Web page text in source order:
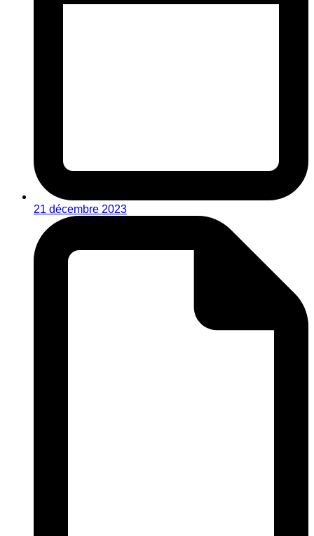
21 décembre 2023